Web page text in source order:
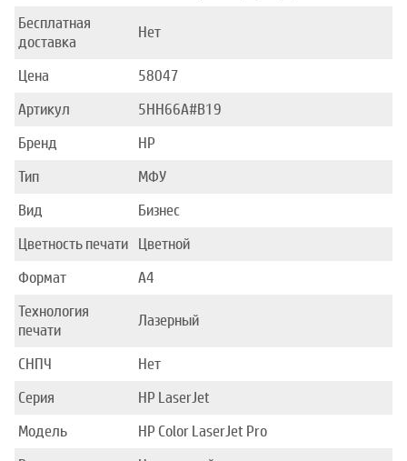
Бесплатная
доставка
Нет
Цена
58047
Артикул
5HH66A#B19
Бренд
HP
Тип
МФУ
Вид
Бизнес
Цветность печати Цветной
Формат
A4
Технология
печати
Лазерный
СНПЧ
Нет
Серия
HP LaserJet
Модель
HP Color LaserJet Pro